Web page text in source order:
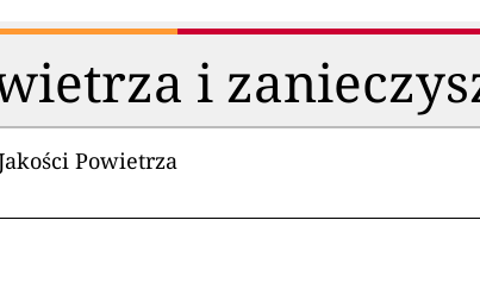
i
Powietrza